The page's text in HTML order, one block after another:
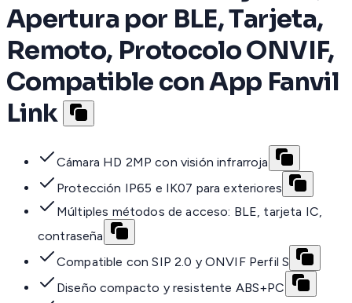
Apertura por BLE, Tarjeta,
Remoto, Protocolo ONVIF,
Compatible con App Fanvil
Link
Cámara HD 2MP con visión infrarroja
Protección IP65 e IK07 para exteriores
Múltiples métodos de acceso: BLE, tarjeta IC,
contraseña
Compatible con SIP 2.0 y ONVIF Perfil S
Diseño compacto y resistente ABS+PC